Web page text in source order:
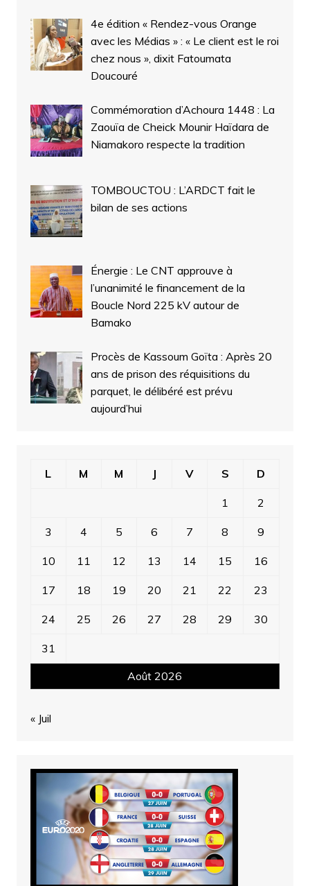
4e édition « Rendez-vous Orange
avec les Médias » : « Le client est le roi
chez nous », dixit Fatoumata
Doucouré
Commémoration d’Achoura 1448 : La
Zaouïa de Cheick Mounir Haïdara de
Niamakoro respecte la tradition
TOMBOUCTOU : L’ARDCT fait le
bilan de ses actions
Énergie : Le CNT approuve à
l’unanimité le financement de la
Boucle Nord 225 kV autour de
Bamako
Procès de Kassoum Goïta : Après 20
ans de prison des réquisitions du
parquet, le délibéré est prévu
aujourd’hui
Août 2026
L M M J V S D
1 2
3 4 5 6 7 8 9
10 11 12 13 14 15 16
17 18 19 20 21 22 23
24 25 26 27 28 29 30
31
« Juil